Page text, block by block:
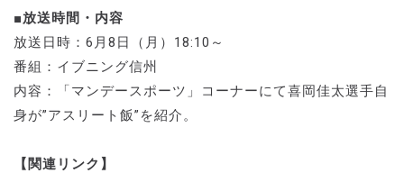
■放送時間・内容
放送日時：6月8日（月）18:10～
番組：イブニング信州
内容：「マンデースポーツ」コーナーにて喜岡佳太選手自
身が”アスリート飯”を紹介。
【関連リンク】